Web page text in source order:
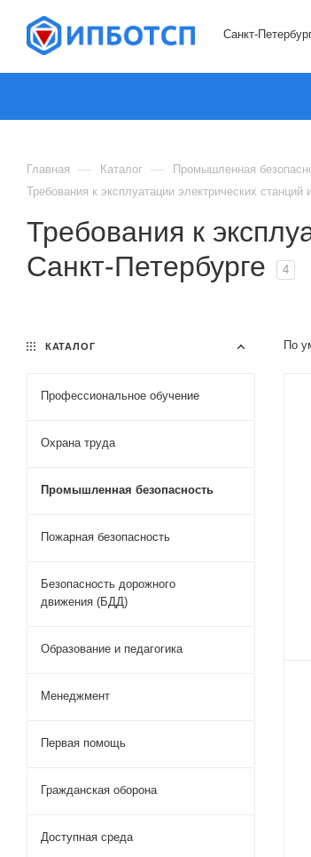
Санкт-
Главная — Каталог — Промышленная
Требования к эксплуатации электрических
Требования к
Санкт-Петербурге
4
По
КАТАЛОГ
Профессиональное обучение
Охрана труда
Промышленная безопасность
Пожарная безопасность
Безопасность дорожного
движения (БДД)
Образование и педагогика
Менеджмент
Первая помощь
Гражданская оборона
Доступная среда